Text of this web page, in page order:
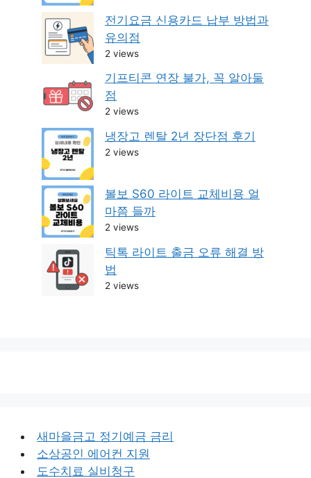
전기요금 신용카드 납부 방법과
유의점
2 views
기프티콘 연장 불가, 꼭 알아둘
점
2 views
냉장고 렌탈 2년 장단점 후기
2 views
볼보 S60 라이트 교체비용 얼
마쯤 들까
2 views
틱톡 라이트 출금 오류 해결 방
법
2 views
새마을금고 정기예금 금리
소상공인 에어컨 지원
도수치료 실비청구